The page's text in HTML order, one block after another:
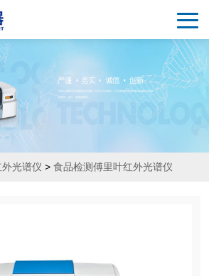
光谱仪 > 食品检测傅里叶红外光谱仪